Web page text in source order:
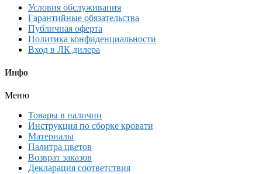
Условия обслуживания
Гарантийные обязательства
Публичная оферта
Политика конфиденциальности
Вход в ЛК дилера
Инфо
Меню
Товары в наличии
Инструкция по сборке кровати
Материалы
Палитра цветов
Возврат заказов
Декларация соответствия